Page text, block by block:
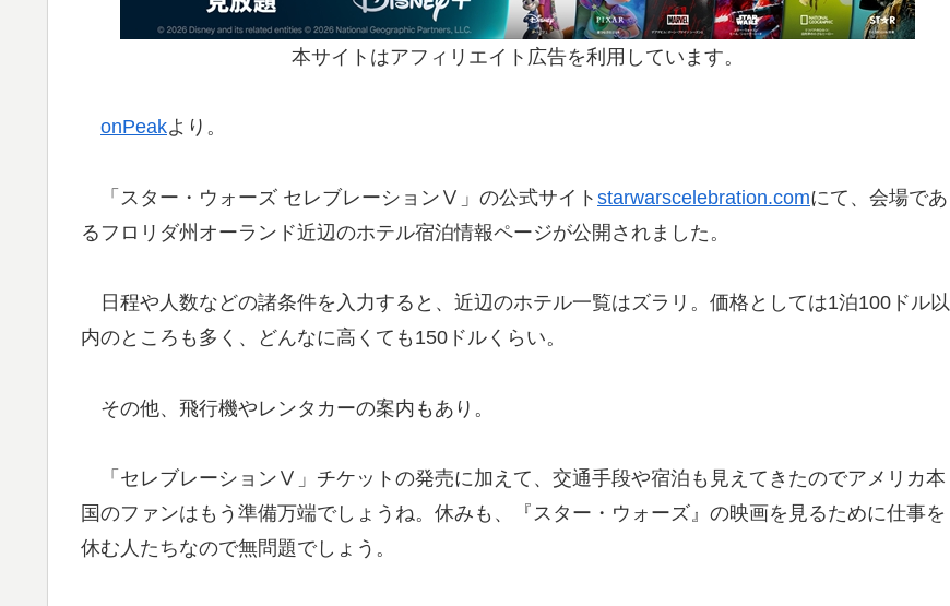
本サイトはアフィリエイト広告を利用しています。
onPeakより。
「スター・ウォーズ セレブレーションⅤ」の公式サイト starwarscelebration.comにて、会場であ
るフロリダ州オーランド近辺のホテル宿泊情報ページが公開されました。
日程や人数などの諸条件を入力すると、近辺のホテル一覧はズラリ。価格としては1泊100ドル以
内のところも多く、どんなに高くても150ドルくらい。
その他、飛行機やレンタカーの案内もあり。
「セレブレーションⅤ」チケットの発売に加えて、交通手段や宿泊も見えてきたのでアメリカ本
国のファンはもう準備万端でしょうね。休みも、『スター・ウォーズ』の映画を見るために仕事を
休む人たちなので無問題でしょう。